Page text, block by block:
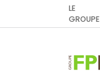
LE
GROUPE